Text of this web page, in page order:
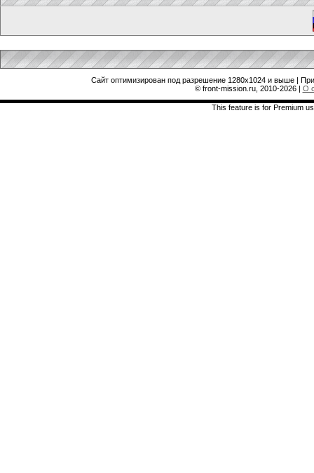
Сайт оптимизирован под разрешение 1280x1024 и выше |
© front-mission.ru, 2010-2026| О
This feature is for Premium